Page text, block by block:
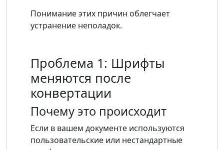
Понимание этих причин облегчает
устранение неполадок.
Проблема 1: Шрифты
меняются после
конвертации
Почему это происходит
Если в вашем документе используются
пользовательские или нестандартные